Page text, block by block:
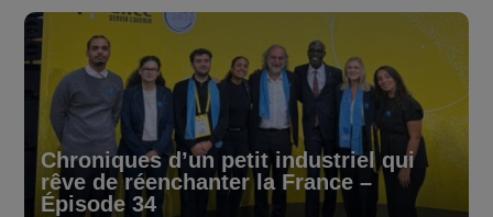
Chroniques d’un petit industriel qui
rêve de réenchanter la France –
Épisode 34